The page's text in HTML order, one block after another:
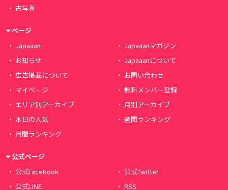
古写真
ページ
Japaaan
Japaaanマガジン
お知らせ
Japaaanについて
広告掲載について
お問い合わせ
マイページ
無料メンバー登録
エリア別アーカイブ
月別アーカイブ
本日の人気
週間ランキング
月間ランキング
公式ページ
公式Facebook
公式Twitter
公式LINE
RSS